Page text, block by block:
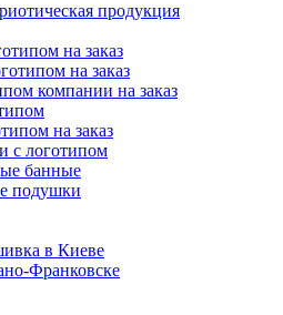
продукция
на заказ
на заказ
компании на заказ
на заказ
с логотипом
банные
подушки
в Киеве
Франковске